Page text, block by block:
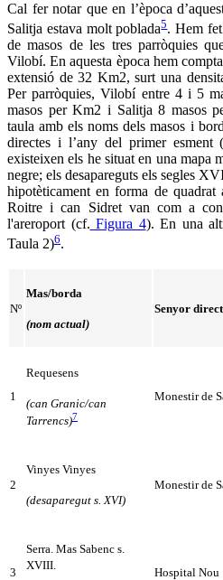
Cal fer notar que en l’època
Salitja estava molt poblada5. Hem
de masos de les tres parròquies
Vilobí. En aquesta època hem
extensió de 32 Km2, surt una
Per parròquies, Vilobí entre 4 i 5
masos per Km2 i Salitja 8 masos
taula amb els noms dels masos i
directes i l’any del primer
existeixen els he situat en una mapa
negre; els desapareguts els segles
hipotèticament en forma de
Roitre i can Sidret van com a
l'areroport (cf. Figura 4). En una
Taula 2)6.
Nº
Mas/borda
(nom actual)
Senyor
1
Requesens
(can Granic/can
Tarrencs)7
Monestir de
2
Vinyes Vinyes
(desaparegut s. XVI)
Monestir de
3
Serra. Mas Sabenc s.
XVIII.
Hospital Nou